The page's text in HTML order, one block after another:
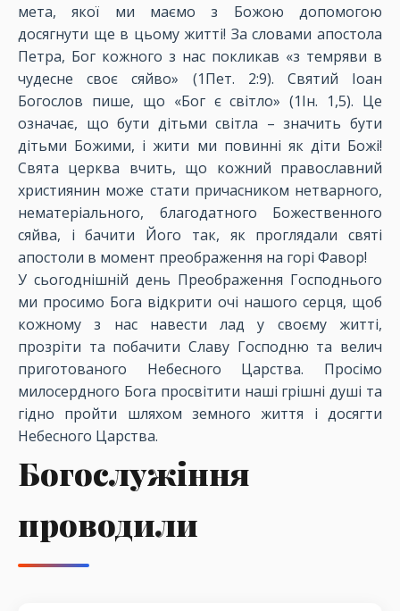
мета, якої ми маємо з Божою допомогою
досягнути ще в цьому житті! За словами апостола
Петра, Бог кожного з нас покликав «з темряви в
чудесне своє сяйво» (1Пет. 2:9). Святий Іоан
Богослов пише, що «Бог є світло» (1Ін. 1,5). Це
означає, що бути дітьми світла – значить бути
дітьми Божими, і жити ми повинні як діти Божі!
Свята церква вчить, що кожний православний
християнин може стати причасником нетварного,
нематеріального, благодатного Божественного
сяйва, і бачити Його так, як проглядали святі
апостоли в момент преображення на горі Фавор!
У сьогоднішній день Преображення Господнього
ми просимо Бога відкрити очі нашого серця, щоб
кожному з нас навести лад у своєму житті,
прозріти та побачити Славу Господню та велич
приготованого Небесного Царства. Просімо
милосердного Бога просвітити наші грішні душі та
гідно пройти шляхом земного життя і досягти
Небесного Царства.
Богослужіння
проводили